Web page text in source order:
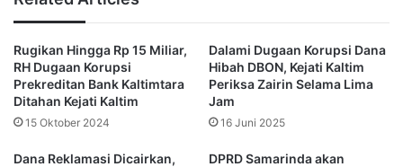
bergerak tanpa menunggu laporan, jika ada indikasi
Kaltim.
Saat dikonfirmasi, Kepala Seksi Penerangan Hukum Kejati
Kaltim, Toni Yuswanto, membenarkan bahwa laporan EMAK
Kaltim masih diproses.
“Penanganan masih dilakukan oleh tim Intelijen, masih dalam
Rugikan Hingga Rp 15 Miliar,
RH Dugaan Korupsi
Prekreditan Bank Kaltimtara
Ditahan Kejati Kaltim
15 Oktober 2024
Dalami Dugaan Korupsi Dana
Hibah DBON, Kejati Kaltim
Periksa Zairin Selama Lima
Jam
16 Juni 2025
Dana Reklamasi Dicairkan,
DPRD Samarinda akan